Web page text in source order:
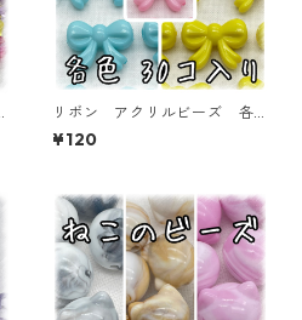
リボン アクリルビーズ 各
色 30個入り【AB-RBN】
¥120